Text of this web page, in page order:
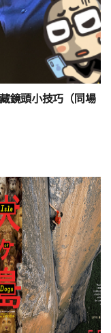
鏡頭小技巧（同場